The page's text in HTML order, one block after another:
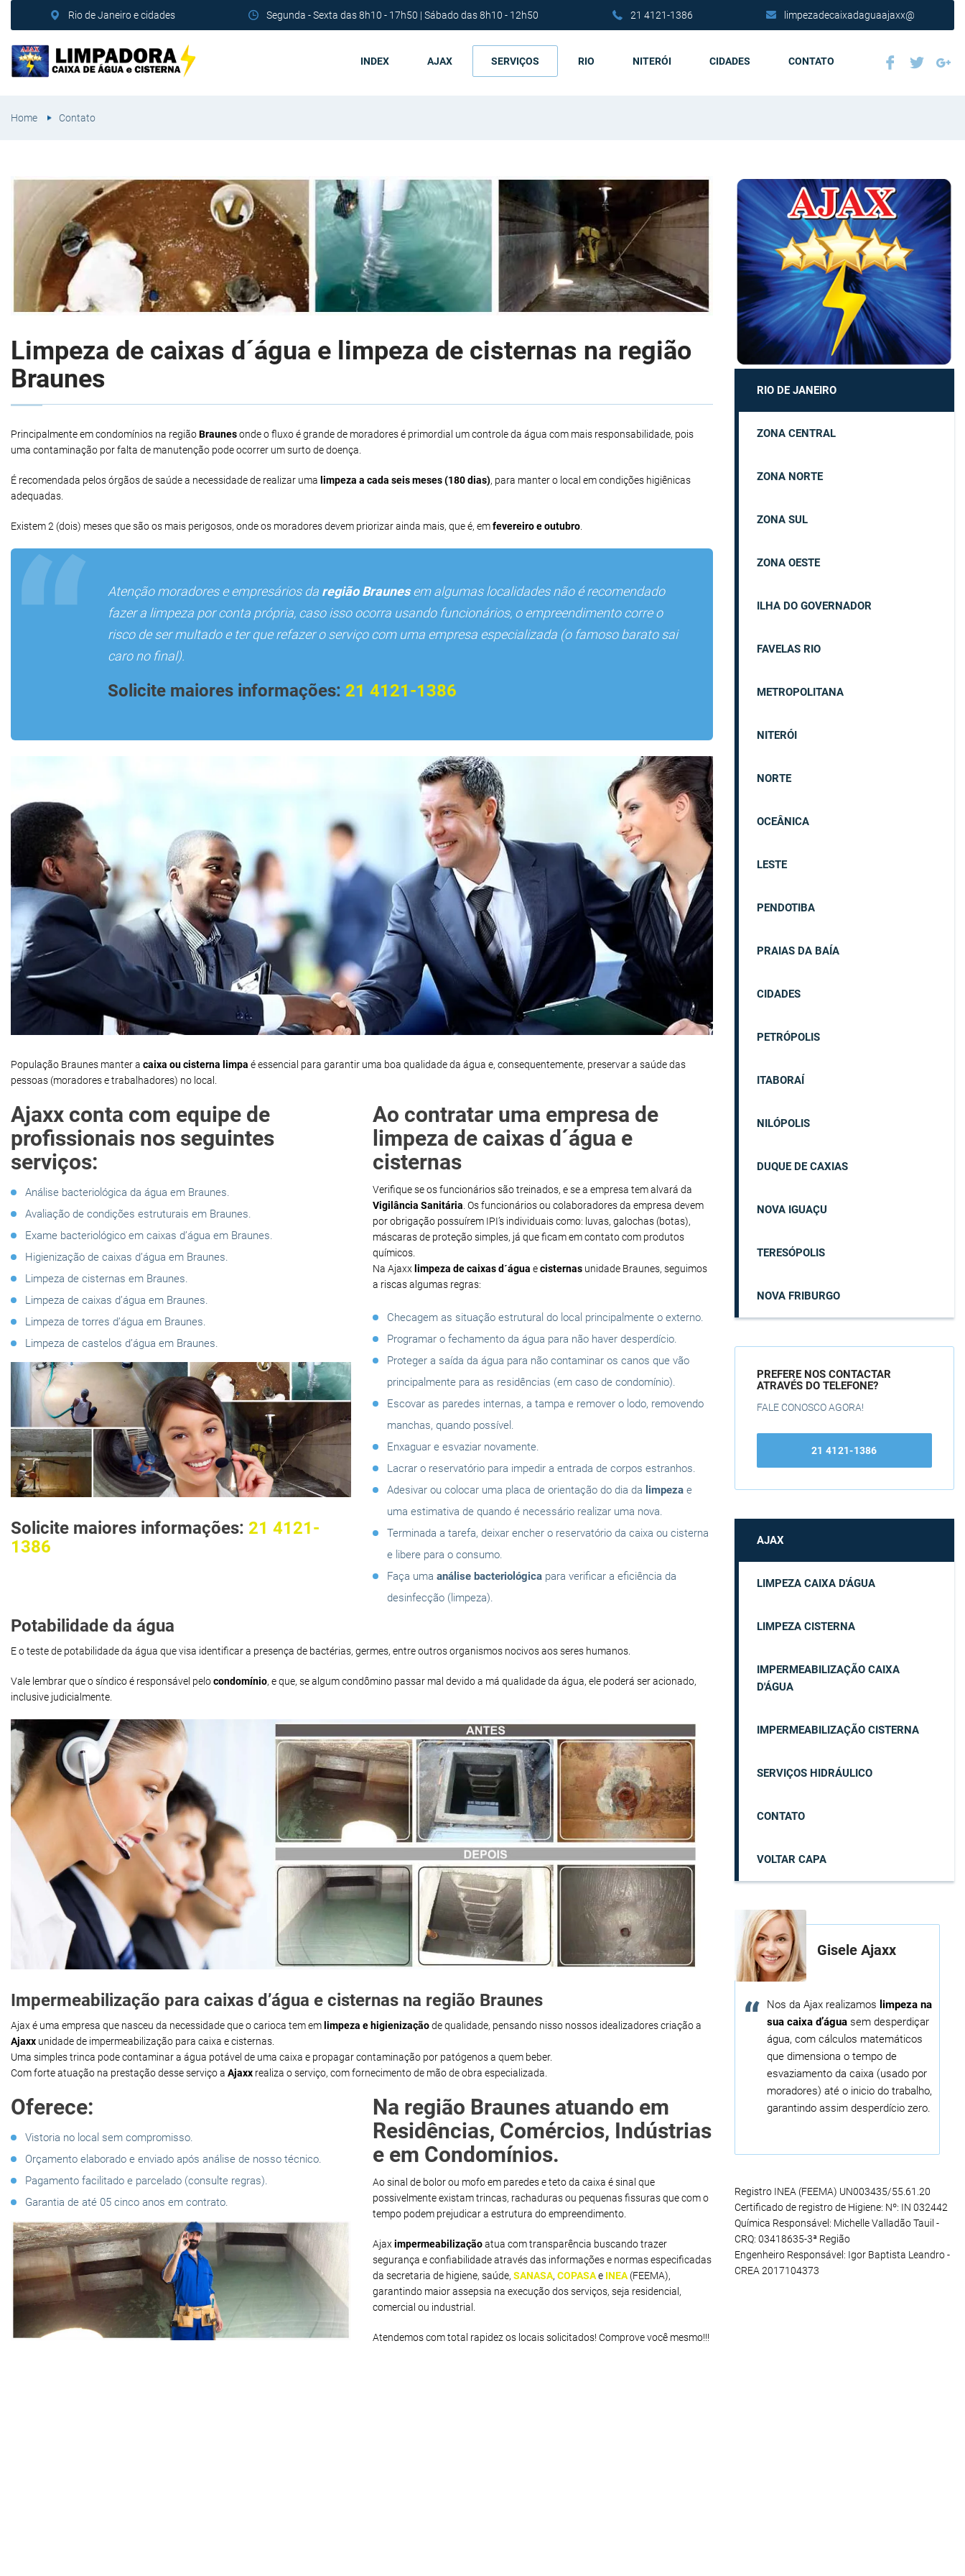
Rio de Janeiro e cidades Segunda - Sexta das 8h10 - 17h50 | Sábado das 8h10 - 12h50 21 4121-1386 limpezadecaixadaguaajaxx@
INDEX AJAX SERVIÇOS RIO NITERÓI CIDADES CONTATO
Home Contato
Limpeza de caixas d´água e limpeza de cisternas na região
Braunes
Principalmente em condomínios na regiãoBraunesonde o fluxo é grande de moradores é primordial um controle da água com mais responsabilidade, pois
uma contaminação por falta de manutenção pode ocorrer um surto de doença.
É recomendada pelos órgãos de saúde a necessidade de realizar uma limpeza a cada seis meses (180 dias), para manter o local em condições higiênicas
adequadas.
Existem 2 (dois) meses que são os mais perigosos, onde os moradores devem priorizar ainda mais, que é, emfevereiro e outubro
Atenção moradores e empresários da região Braunesem algumas localidades não é recomendado
fazer a limpeza por conta própria, caso isso ocorra usando funcionários, o empreendimento corre o
risco de ser multado e ter que refazer o serviço com uma empresa especializada (o famoso barato sai
caro no final).
Solicite maiores informações: 21 4121-1386
População Braunes manter a caixa ou cisterna limpa é essencial para garantir uma boa qualidade da água e, consequentemente, preservar a saúde das
pessoas (moradores e trabalhadores) no local.
Ajaxx conta com equipe de
profissionais nos seguintes
serviços:
Análise bacteriológica da água em Braunes.
Avaliação de condições estruturais em Braunes.
Exame bacteriológico em caixas d’água em Braunes.
Higienização de caixas d’água em Braunes.
Limpeza de cisternas em Braunes.
Limpeza de caixas d’água em Braunes.
Limpeza de torres d’água em Braunes.
Limpeza de castelos d’água em Braunes.
Solicite maiores informações: 21 4121-
1386
Ao contratar uma empresa de
limpeza de caixas d´água e
cisternas
Verifique se os funcionários são treinados, e se a empresa tem alvará da
Vigilância Sanitária . Os funcionários ou colaboradores da empresa devem
por obrigação possuírem IPI’s individuais como: luvas, galochas (botas),
máscaras de proteção simples, já que ficam em contato com produtos
químicos.
Na Ajaxx limpeza de caixas d´água ecisternas unidade Braunes, seguimos
a riscas algumas regras:
Checagem as situação estrutural do local principalmente o externo.
Programar o fechamento da água para não haver desperdício.
Proteger a saída da água para não contaminar os canos que vão
principalmente para as residências (em caso de condomínio).
Escovar as paredes internas, a tampa e remover o lodo, removendo
manchas, quando possível.
Enxaguar e esvaziar novamente.
Lacrar o reservatório para impedir a entrada de corpos estranhos.
Adesivar ou colocar uma placa de orientação do dia da limpeza e
uma estimativa de quando é necessário realizar uma nova.
Terminada a tarefa, deixar encher o reservatório da caixa ou cisterna
e libere para o consumo.
Faça uma análise bacteriológica para verificar a eficiência da
desinfecção (limpeza).
Potabilidade da água
E o teste de potabilidade da água que visa identificar a presença de bactérias, germes, entre outros organismos nocivos aos seres humanos.
Vale lembrar que o síndico é responsável pelocondomínio, e que, se algum condômino passar mal devido a má qualidade da água, ele poderá ser acionado,
inclusive judicialmente.
Impermeabilização para caixas d’água e cisternas na região Braunes
Ajax é uma empresa que nasceu da necessidade que o carioca tem em limpeza e higienizaçãode qualidade, pensando nisso nossos idealizadores criação a
Ajaxx unidade de impermeabilização para caixa e cisternas.
Uma simples trinca pode contaminar a água potável de uma caixa e propagar contaminação por patógenos a quem beber.
Com forte atuação na prestação desse serviço a Ajaxx realiza o serviço, com fornecimento de mão de obra especializada.
Oferece:
Vistoria no local sem compromisso.
Orçamento elaborado e enviado após análise de nosso técnico.
Pagamento facilitado e parcelado (consulte regras).
Garantia de até 05 cinco anos em contrato.
Na região Braunes atuando em
Residências, Comércios, Indústrias
e em Condomínios.
Ao sinal de bolor ou mofo em paredes e teto da caixa é sinal que
possivelmente existam trincas, rachaduras ou pequenas fissuras que com o
tempo podem prejudicar a estrutura do empreendimento.
Ajaximpermeabilizaçãoatua com transparência buscando trazer
segurança e confiabilidade através das informações e normas especificadas
da secretaria de higiene, saúde, SANASA, COPASAe INEA(FEEMA),
garantindo maior assepsia na execução dos serviços, seja residencial,
comercial ou industrial.
Atendemos com total rapidez os locais solicitados! Comprove você mesmo!!!
RIO DE JANEIRO
ZONA CENTRAL
ZONA NORTE
ZONA SUL
ZONA OESTE
ILHA DO GOVERNADOR
FAVELAS RIO
METROPOLITANA
NITERÓI
NORTE
OCEÂNICA
LESTE
PENDOTIBA
PRAIAS DA BAÍA
CIDADES
PETRÓPOLIS
ITABORAÍ
NILÓPOLIS
DUQUE DE CAXIAS
NOVA IGUAÇU
TERESÓPOLIS
NOVA FRIBURGO
PREFERE NOS CONTACTAR
ATRAVÉS DO TELEFONE?
FALE CONOSCO AGORA!
21 4121-1386
AJAX
LIMPEZA CAIXA D'ÁGUA
LIMPEZA CISTERNA
IMPERMEABILIZAÇÃO CAIXA
D'ÁGUA
IMPERMEABILIZAÇÃO CISTERNA
SERVIÇOS HIDRÁULICO
CONTATO
VOLTAR CAPA
Gisele Ajaxx
Nos da Ajax realizamos limpeza na
sua caixa d’água sem desperdiçar
água, com cálculos matemáticos
que dimensiona o tempo de
esvaziamento da caixa (usado por
moradores) até o inicio do trabalho,
garantindo assim desperdício zero.
Registro INEA (FEEMA) UN003435/55.61.20
Certificado de registro de Higiene: Nº: IN 032442
Química Responsável: Michelle Valladão Tauil -
CRQ: 03418635-3ª Região
Engenheiro Responsável: Igor Baptista Leandro -
CREA 2017104373